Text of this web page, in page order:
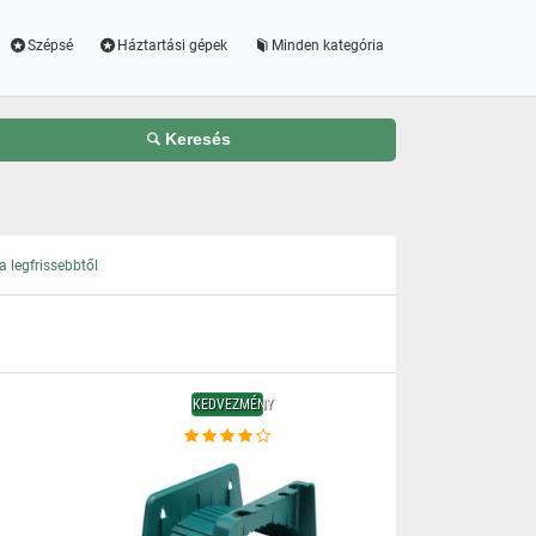
Szépsé Háztartási gépek Minden kategória
Keresés
legfrissebbtől
KEDVEZMÉNY